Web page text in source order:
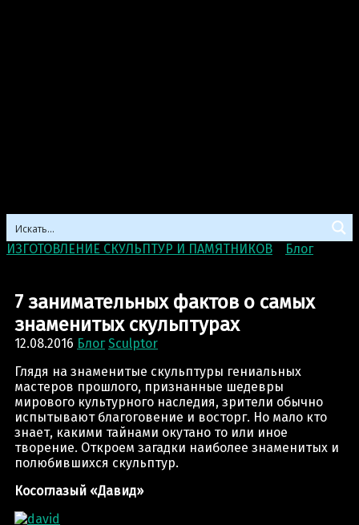
ИЗГОТОВЛЕНИЕ СКУЛЬПТУР И ПАМЯТНИКОВ Блог>
7 занимательных фактов о самых
знаменитых скульптурах
12.08.2016 Блог Sculptor
Глядя на знаменитые скульптуры гениальных
мастеров прошлого, признанные шедевры
мирового культурного наследия, зрители обычно
испытывают благоговение и восторг. Но мало кто
знает, какими тайнами окутано то или иное
творение. Откроем загадки наиболее знаменитых и
полюбившихся скульптур.
Косоглазый «Давид»